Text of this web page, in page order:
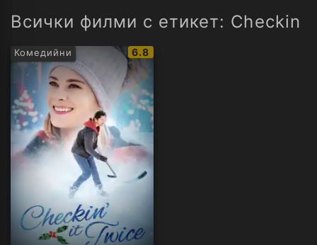
Всички филми с етикет: Checkin
Комедийни
IMDb
рейтинг:
6.8